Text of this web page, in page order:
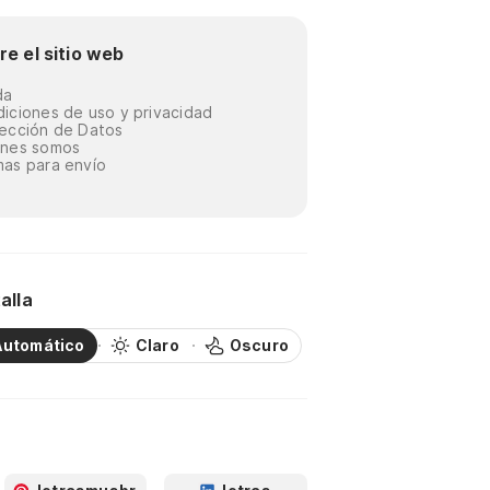
el sitio web
de uso y privacidad
de Datos
somos
para envío
Claro Oscuro